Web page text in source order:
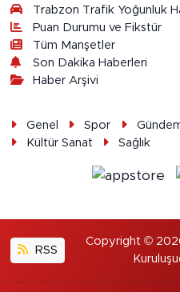
Trabzon Trafik Yoğunluk
Puan Durumu ve Fikstür
Tüm Manşetler
Son Dakika Haberleri
Haber Arşivi
Genel Spor
Kültür Sanat
Sağlık
RSS
Copyright ©